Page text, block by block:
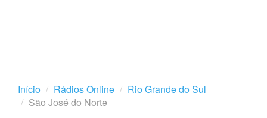
Início Rádios Online
Rio Grande do Sul
São José do Norte